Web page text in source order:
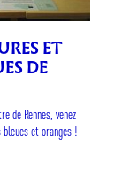
ET
DE
de Rennes, venez
et oranges !